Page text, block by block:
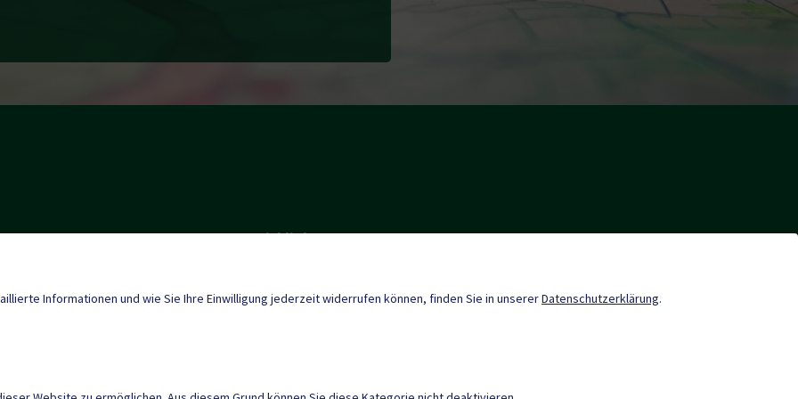
Quicklinks
Tourismus
Informationen und wie Sie Ihre Einwilligung jederzeit widerrufen können, finden Sie in unsererDatenschutzerklärung.